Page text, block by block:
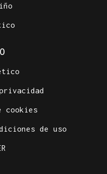
cookies
de uso